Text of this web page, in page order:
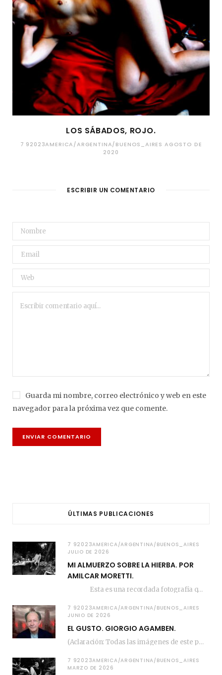
LOS SÁBADOS, ROJO.
7 92023AMERICA/ARGENTINA/BUENOS_AIRES AGOSTO DE
2020
ESCRIBIR UN COMENTARIO
Guarda mi nombre, correo electrónico y web en este
navegador para la próxima vez que comente.
ÚLTIMAS PUBLICACIONES
7 92023AMERICA/ARGENTINA/BUENOS_AIRES
JULIO DE 2026
MI ALMUERZO SOBRE LA HIERBA. POR
AMILCAR MORETTI.
Esta es una recordada fotografía que registré…
7 92023AMERICA/ARGENTINA/BUENOS_AIRES
JUNIO DE 2026
EL GUSTO. GIORGIO AGAMBEN.
(Aclaración: Todas las imágenes de este posteo fueron tomadas de Bloghemia.com, y todos los…
7 92023AMERICA/ARGENTINA/BUENOS_AIRES
MARZO DE 2026